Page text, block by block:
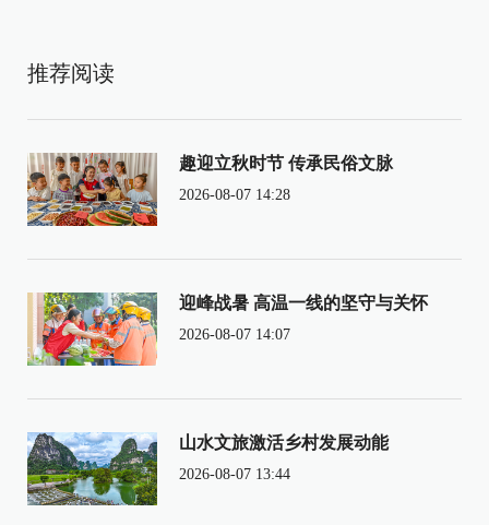
推荐阅读
趣迎立秋时节 传承民俗文脉
2026-08-07 14:28
迎峰战暑 高温一线的坚守与关怀
2026-08-07 14:07
山水文旅激活乡村发展动能
2026-08-07 13:44